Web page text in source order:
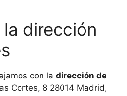
dirección
con la dirección de
Cortes, 8 28014 Madrid,